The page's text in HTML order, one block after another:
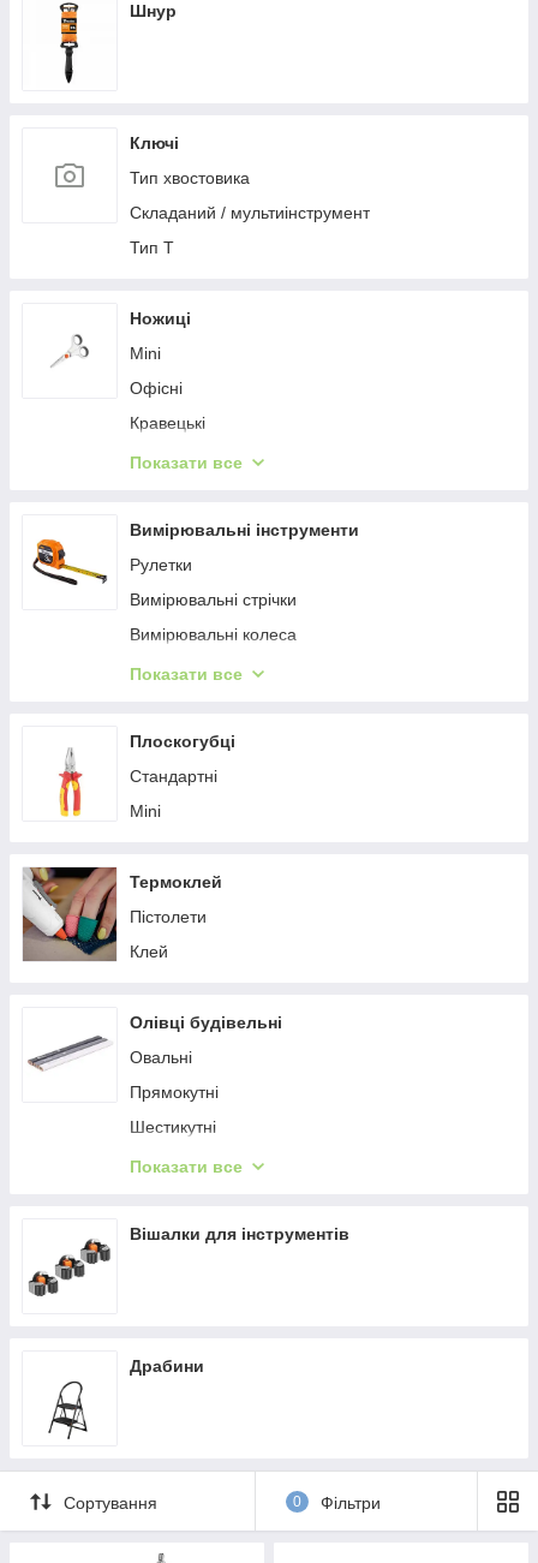
Шнур
Ключі
Тип хвостовика
Складаний / мультиінструмент
Тип Т
Ножиці
Mini
Офісні
Кравецькі
Перукарські
Показати все
Вимірювальні інструменти
Рулетки
Вимірювальні стрічки
Вимірювальні колеса
Лінійки будівельні
Рівні будівельні
Показати все
Плоскогубці
Стандартні
Mini
Термоклей
Пістолети
Клей
Олівці будівельні
Овальні
Прямокутні
Шестикутні
Восьмикутні
Автоматичні
Показати все
Вішалки для інструментів
Драбини
Сортування 0 Фільтри